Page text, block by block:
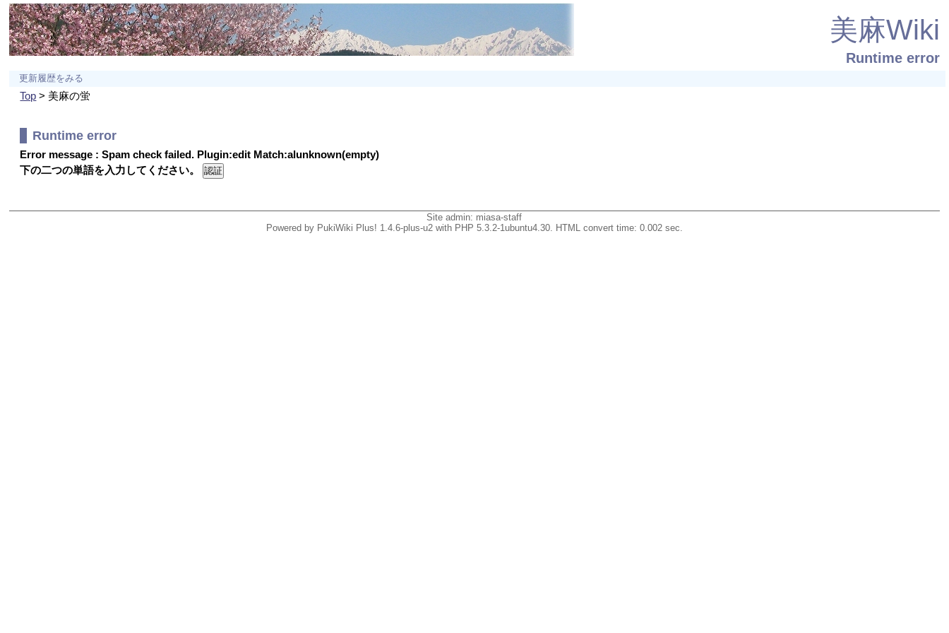
美麻Wiki
Runtime error
更新履歴をみる
Top > 美麻の蛍
Runtime error
Error message : Spam check failed. Plugin:edit Match:alunknown(empty)
下の二つの単語を入力してください。
Site admin: miasa-staff
Powered by PukiWiki Plus! 1.4.6-plus-u2 with PHP 5.3.2-1ubuntu4.30. HTML convert time: 0.002 sec.